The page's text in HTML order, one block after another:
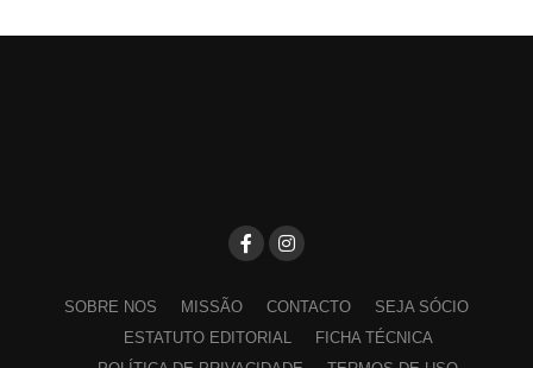
SOBRE NOS MISSÃO CONTACTO
SEJA SÓCIO
ESTATUTO EDITORIAL
FICHA TÉCNICA